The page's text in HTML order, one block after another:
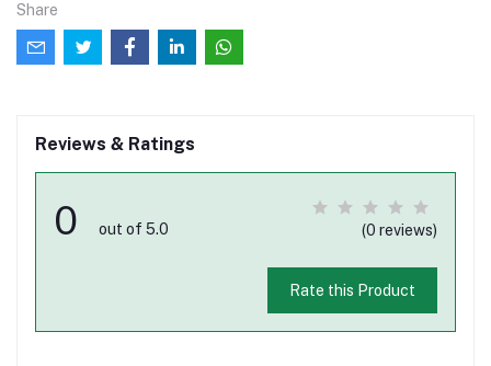
Share
Reviews & Ratings
0 out of 5.0 (0 reviews)
Rate this Product